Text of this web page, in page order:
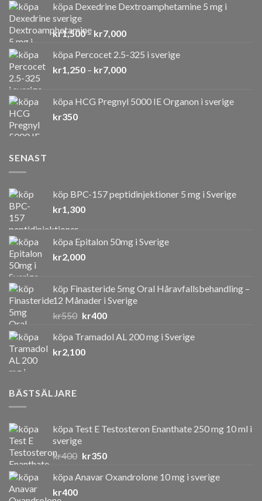
köpa Dexedrine Dextroamphetamine 5 mg i
sverige
kr1,500– kr7,000Prisintervall:
till
kr7,000
köpa Percocet 2.5-325 i sverige
kr1,250 – kr7,000Prisintervall:
kr7,000
köpa HCG Pregnyl 5000 IE Organon i sverige
kr350
SENAST
köp BPC-157 peptidinjektioner 5 mg i Sverige
kr1,300
köpa Epitalon 50mg i Sverige
kr2,000
köp Finasteride 5mg Oral Håravfallsbehandling –
12 Månader i Sverige
kr550 Det
priset
var:
kr400Det
priset
köpa Tramadol AL 200 mg i Sverige
kr2,100
BÄSTSÄLJARE
köpa Test E Testosteron Enanthate 250 mg 10 ml i
sverige
kr400 Det
priset
kr350Det
priset
köpa Anavar Oxandrolone 10 mg i sverige
kr400